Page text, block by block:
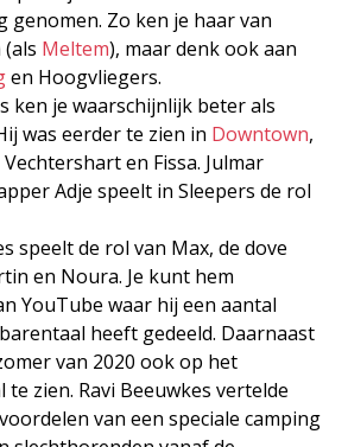
genomen. Zo ken je haar van
Meltem), maar denk ook aan
en Hoogvliegers.
ken je waarschijnlijk beter als
was eerder te zien in Downtown,
Vechtershart en Fissa. Julmar
Adje speelt in Sleepers de rol
speelt de rol van Max, de dove
en Noura. Je kunt hem
YouTube waar hij een aantal
heeft gedeeld. Daarnaast
van 2020 ook op het
zien. Ravi Beeuwkes vertelde
van een speciale camping